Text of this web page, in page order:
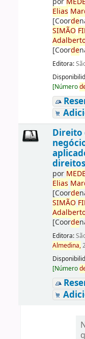
Elias
[Coorde
SIMÃO
[Coorde
Editora:
[Número
Direito
por MEDE
Elias
[Coorde
SIMÃO
[Coorde
Editora:
Almedina,
[Número